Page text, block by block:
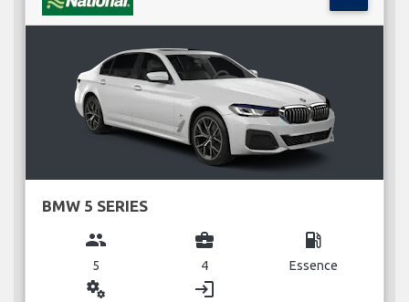
BMW 5 SERIES
group
5
business_center
4
local_gas_station
Essence
miscellaneous_services login